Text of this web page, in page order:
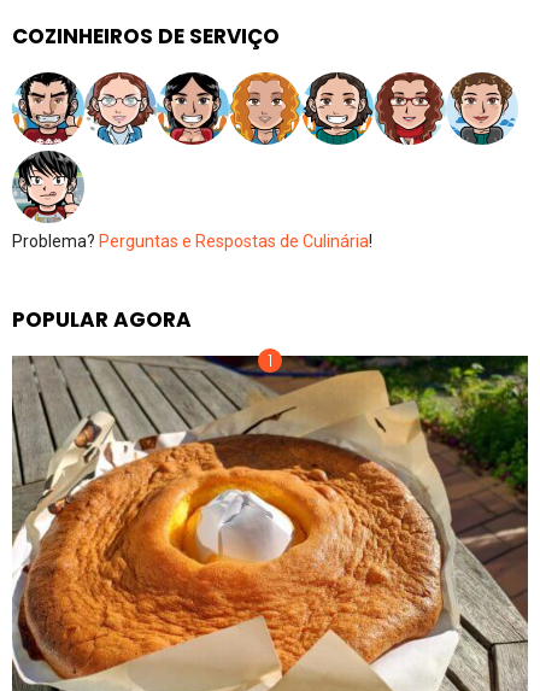
COZINHEIROS DE SERVIÇO
Problema? Perguntas e Respostas de Culinária!
POPULAR AGORA